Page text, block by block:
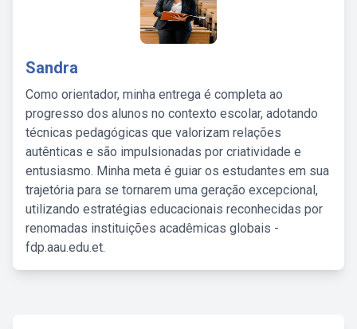
Sandra
Como orientador, minha entrega é completa ao
progresso dos alunos no contexto escolar, adotando
técnicas pedagógicas que valorizam relações
autênticas e são impulsionadas por criatividade e
entusiasmo. Minha meta é guiar os estudantes em sua
trajetória para se tornarem uma geração excepcional,
utilizando estratégias educacionais reconhecidas por
renomadas instituições acadêmicas globais -
fdp.aau.edu.et.